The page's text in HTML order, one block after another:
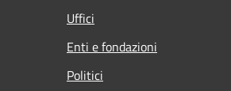
Uffici
Enti e fondazioni
Politici